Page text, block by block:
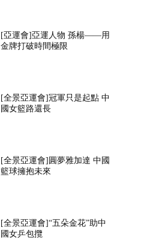
[亞運會]亞運人物 孫楊——用
金牌打破時間極限
[全景亞運會]冠軍只是起點 中
國女籃路還長
[全景亞運會]圓夢雅加達 中國
籃球擁抱未來
[全景亞運會]“五朵金花”助中
國女乒包攬